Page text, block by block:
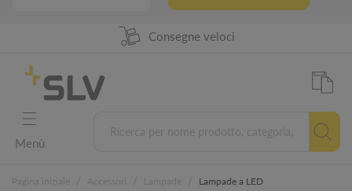
98% Disponibilità prodotti
Consegne veloci
5 Anni di garanzia
Progettato in Germania
Menù
Lampade a LED